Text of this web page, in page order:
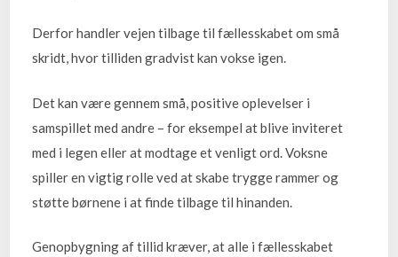
Derfor handler vejen tilbage til fællesskabet om små
skridt, hvor tilliden gradvist kan vokse igen.
Det kan være gennem små, positive oplevelser i
samspillet med andre – for eksempel at blive inviteret
med i legen eller at modtage et venligt ord. Voksne
spiller en vigtig rolle ved at skabe trygge rammer og
støtte børnene i at finde tilbage til hinanden.
Genopbygning af tillid kræver, at alle i fællesskabet